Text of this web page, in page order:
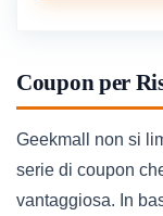
Coupon per
Geekmall non si
serie di coupon
vantaggiosa. In